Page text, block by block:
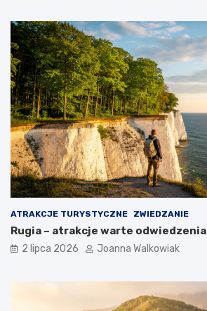
ATRAKCJE TURYSTYCZNE ZWIEDZANIE
Rugia – atrakcje warte odwiedzenia
2 lipca 2026 Joanna Walkowiak